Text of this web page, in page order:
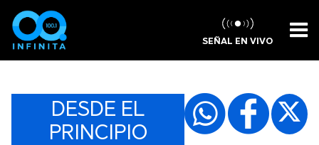
SEÑAL EN VIVO
DESDE EL
PRINCIPIO